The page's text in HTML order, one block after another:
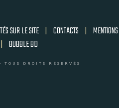
SUR LE SITE | CONTACTS | MENTIONS
| BUBBLE BD
DROITS RÉSERVÉS